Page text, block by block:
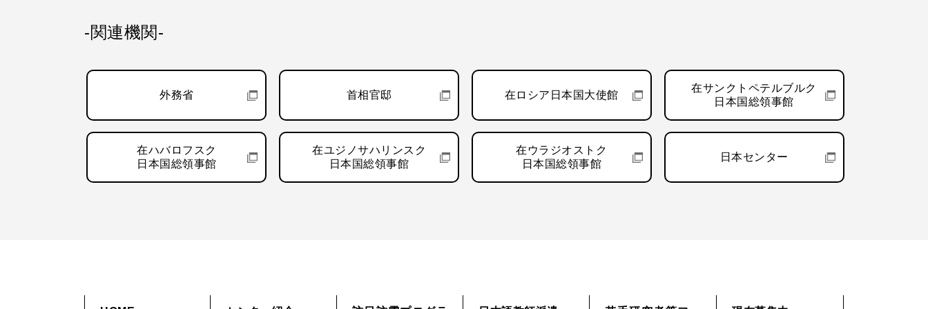
-関連機関-
外務省 首相官邸 在ロシア日本国大使館
在サンクトペテルブルク
日本国総領事館
在ハバロフスク
日本国総領事館
在ユジノサハリンスク
日本国総領事館
在ウラジオストク
日本国総領事館
日本センター